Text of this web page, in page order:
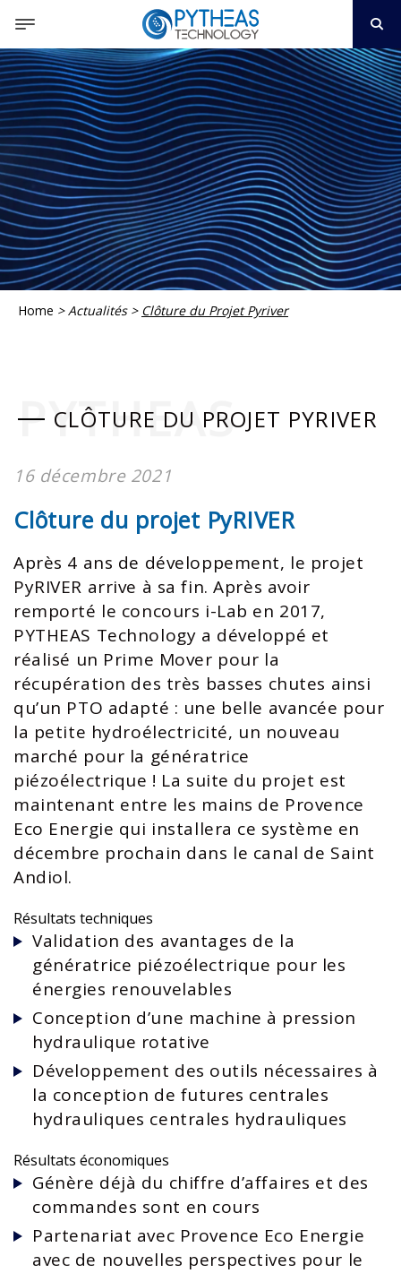
Home > Actualités > Clôture du Projet Pyriver
CLÔTURE DU PROJET PYRIVER
PYTHEAS
16 décembre 2021
Clôture du projet PyRIVER
Après 4 ans de développement, le projet
PyRIVER arrive à sa fin. Après avoir
remporté le concours i-Lab en 2017,
PYTHEAS Technology a développé et
réalisé un Prime Mover pour la
récupération des très basses chutes ainsi
qu’un PTO adapté : une belle avancée pour
la petite hydroélectricité, un nouveau
marché pour la génératrice
piézoélectrique ! La suite du projet est
maintenant entre les mains de Provence
Eco Energie qui installera ce système en
décembre prochain dans le canal de Saint
Andiol.
Résultats techniques
Validation des avantages de la
génératrice piézoélectrique pour les
énergies renouvelables
Conception d’une machine à pression
hydraulique rotative
Développement des outils nécessaires à
la conception de futures centrales
hydrauliques centrales hydrauliques
Résultats économiques
Génère déjà du chiffre d’affaires et des
commandes sont en cours
Partenariat avec Provence Eco Energie
avec de nouvelles perspectives pour le